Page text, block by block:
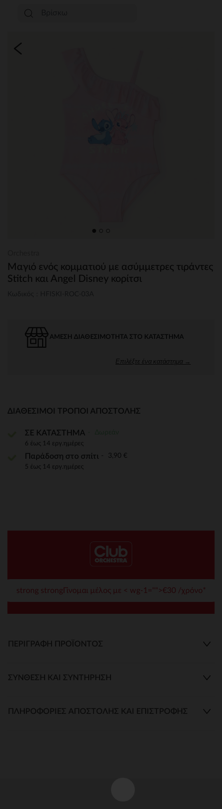
Μαγιό ενός κομματιού με ασύμμετρες τιράντες
Stitch και Angel Disney κορίτσι
ΆΜΕΣΗ ΔΙΑΘΕΣΙΜΌΤΗΤΑ ΣΤΟ ΚΑΤΆΣΤΗΜΑ
Επιλέξτε ένα κατάστημα →
ΔΙΑΘΈΣΙΜΟΙ ΤΡΌΠΟΙ ΑΠΟΣΤΟΛΉΣ
ΣΕ ΚΑΤΑΣΤΗΜΑ
6 έως 14 εργ.ημέρες
Παράδοση στο σπίτι 3,90 €
5 έως 14 εργ.ημέρες
strong strongΓίνομαι μέλος με < wg-1="">€30 /χρόνο*
ΠΕΡΙΓΡΑΦΉ ΠΡΟΪΌΝΤΟΣ
ΣΎΝΘΕΣΗ ΚΑΙ ΣΥΝΤΉΡΗΣΗ
ΠΛΗΡΟΦΟΡΊΕΣ ΑΠΟΣΤΟΛΉΣ ΚΑΙ ΕΠΙΣΤΡΟΦΉΣ